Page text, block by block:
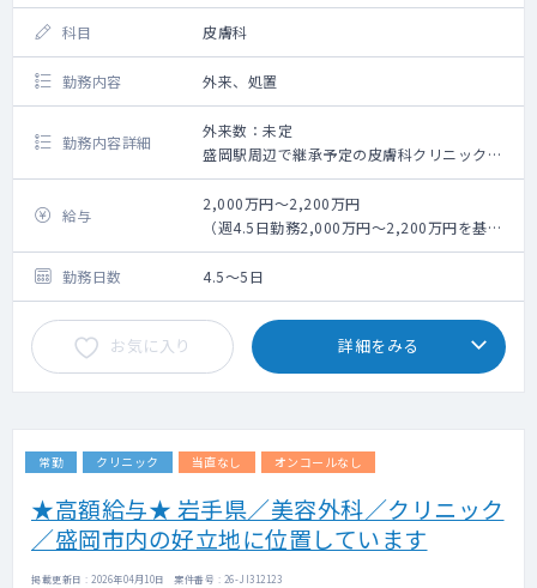
科目 皮膚科
勤務内容 外来、処置
勤務内容詳細
外来数：未定
盛岡駅周辺で継承予定の皮膚科クリニックに
て、
院長/管理医師をしていただきます。
診療内容：一般皮膚科
診療体制：医師1診体制
給与
2,000万円～2,200万円
（週4.5日勤務2,000万円～2,200万円を基準
に応相談）
勤務日数
4.5～5日
お気に入り 詳細をみる
常勤 クリニック 当直なし オンコールなし
★高額給与★ 岩手県／美容外科／クリニック
／盛岡市内の好立地に位置しています
掲載更新日 : 2026年04月10日 案件番号 : 26-JI312123